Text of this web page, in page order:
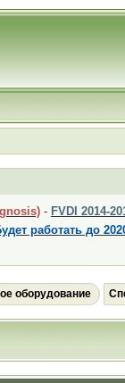
- FVDI 2014-
работать до
оборудование